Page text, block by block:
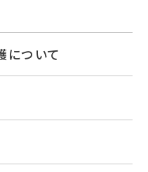
について